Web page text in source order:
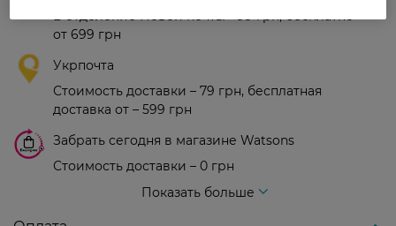
В отделение Новой почты - 99 грн, бесплатно
от 699 грн
Укрпочта
Стоимость доставки – 79 грн, бесплатная
доставка от – 599 грн
Забрать сегодня в магазине Watsons
Стоимость доставки – 0 грн
Показать больше